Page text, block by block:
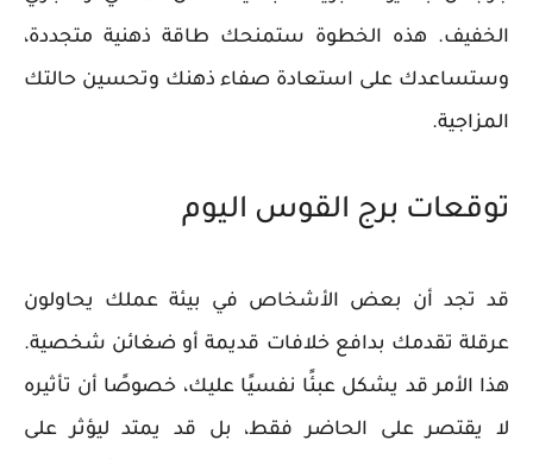
الخفيف. هذه الخطوة ستمنحك طاقة ذهنية متجددة،
وستساعدك على استعادة صفاء ذهنك وتحسين حالتك
المزاجية.
توقعات برج القوس اليوم
قد تجد أن بعض الأشخاص في بيئة عملك يحاولون
عرقلة تقدمك بدافع خلافات قديمة أو ضغائن شخصية.
هذا الأمر قد يشكل عبئًا نفسيًا عليك، خصوصًا أن تأثيره
لا يقتصر على الحاضر فقط، بل قد يمتد ليؤثر على